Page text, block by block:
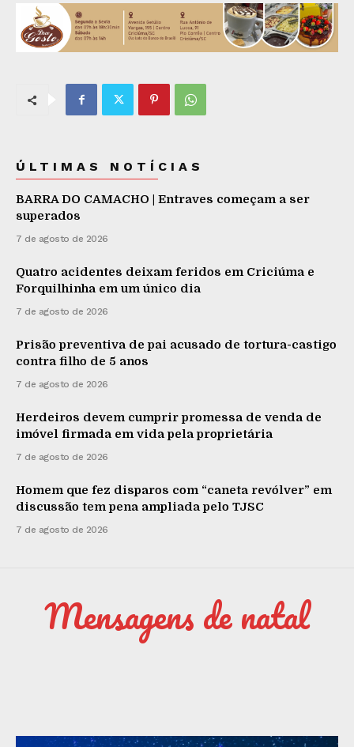
ÚLTIMAS NOTÍCIAS
BARRA DO CAMACHO | Entraves começam a ser
superados
7 de agosto de 2026
Quatro acidentes deixam feridos em Criciúma e
Forquilhinha em um único dia
7 de agosto de 2026
Prisão preventiva de pai acusado de tortura-castigo
contra filho de 5 anos
7 de agosto de 2026
Herdeiros devem cumprir promessa de venda de
imóvel firmada em vida pela proprietária
7 de agosto de 2026
Homem que fez disparos com “caneta revólver” em
discussão tem pena ampliada pelo TJSC
7 de agosto de 2026
Mensagens de natal